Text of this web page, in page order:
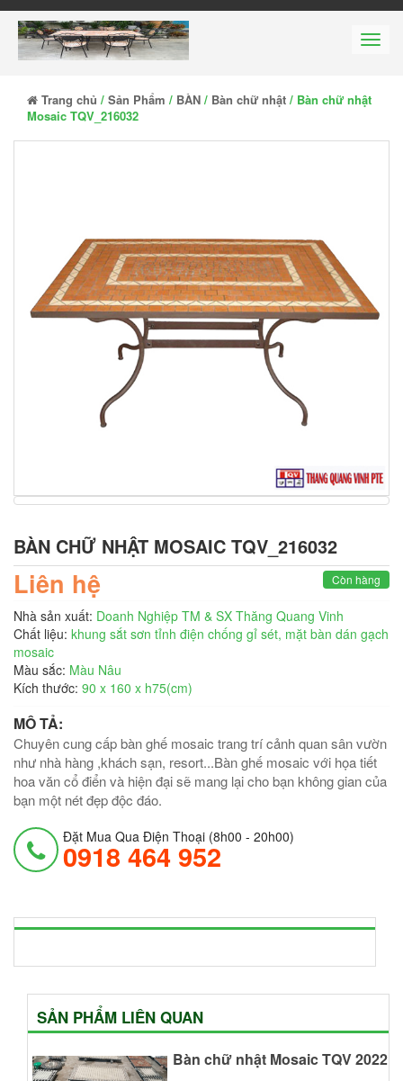
Trang chủ / Sản Phẩm / BÀN / Bàn chữ nhật / Bàn chữ nhật
Mosaic TQV_216032
BÀN CHỮ NHẬT MOSAIC TQV_216032
Liên hệ Còn hàng
Nhà sản xuất: Doanh Nghiệp TM & SX Thăng Quang Vinh
Chất liệu: khung sắt sơn tỉnh điện chống gỉ sét, mặt bàn dán gạch
mosaic
Màu sắc: Màu Nâu
Kích thước: 90 x 160 x h75(cm)
MÔ TẢ:
Chuyên cung cấp bàn ghế mosaic trang trí cảnh quan sân vườn
như nhà hàng ,khách sạn, resort...Bàn ghế mosaic với họa tiết
hoa văn cổ điển và hiện đại sẽ mang lại cho bạn không gian của
bạn một nét đẹp độc đáo.
Đặt Mua Qua Điện Thoại (8h00 - 20h00)
0918 464 952
SẢN PHẨM LIÊN QUAN
Bàn chữ nhật Mosaic TQV 2022